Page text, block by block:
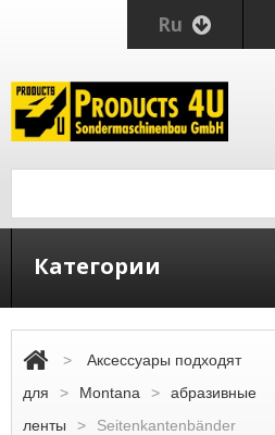
Ru
Категории
>
Аксессуары подходят
для
> Montana >
абразивные
ленты
> Seitenkantenbänder